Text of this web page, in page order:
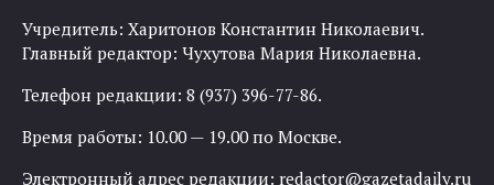
Учредитель: Харитонов Константин Николаевич.
Главный редактор: Чухутова Мария Николаевна.
Телефон редакции: 8 (937) 396-77-86.
Время работы: 10.00 — 19.00 по Москве.
Электронный адрес редакции: redactor@gazetadaily.ru